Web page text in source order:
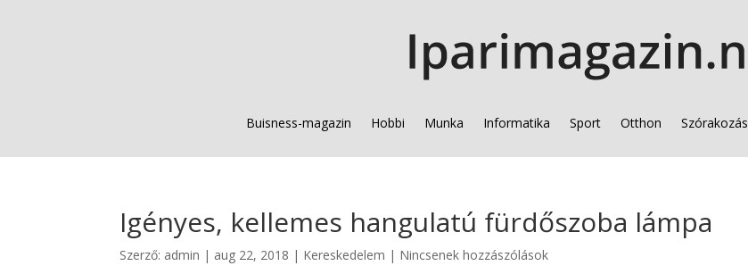
Buisness-magazin Hobbi Munka Informatika Sport Otthon Szórakozás
Igényes, kellemes hangulatú fürdőszoba lámpa
Szerző: admin | aug 22, 2018 | Kereskedelem | Nincsenek hozzászólások